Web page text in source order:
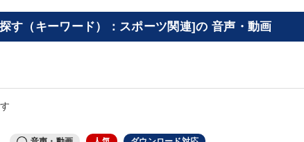
す（キーワード）：スポーツ関連]の 音声・動画